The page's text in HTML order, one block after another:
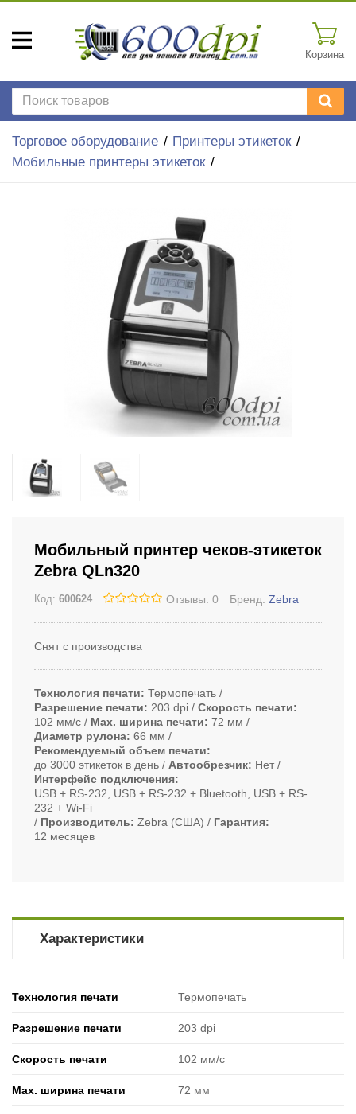
Корзина
Торговое оборудование
Принтеры этикеток
Мобильные принтеры этикеток
Мобильный принтер чеков-этикеток
Zebra QLn320
Код: 600624 Отзывы: 0 Бренд: Zebra
Снят с производства
Технология печати
Термопечать
Разрешение печати
203 dpi
Скорость печати
102 мм/с
Max. ширина печати
72 мм
Диаметр рулона 66 мм
Рекомендуемый объем печати
до 3000 этикеток в день
Автообрезчик
Нет
Интерфейс подключения
USB + RS-232, USB + RS-232 + Bluetooth, USB + RS-
232 + Wi-Fi
Производитель
Zebra (США)
Гарантия
12 месяцев
Характеристики
Технология печати Термопечать
Разрешение печати 203 dpi
Скорость печати 102 мм/с
Max. ширина печати 72 мм